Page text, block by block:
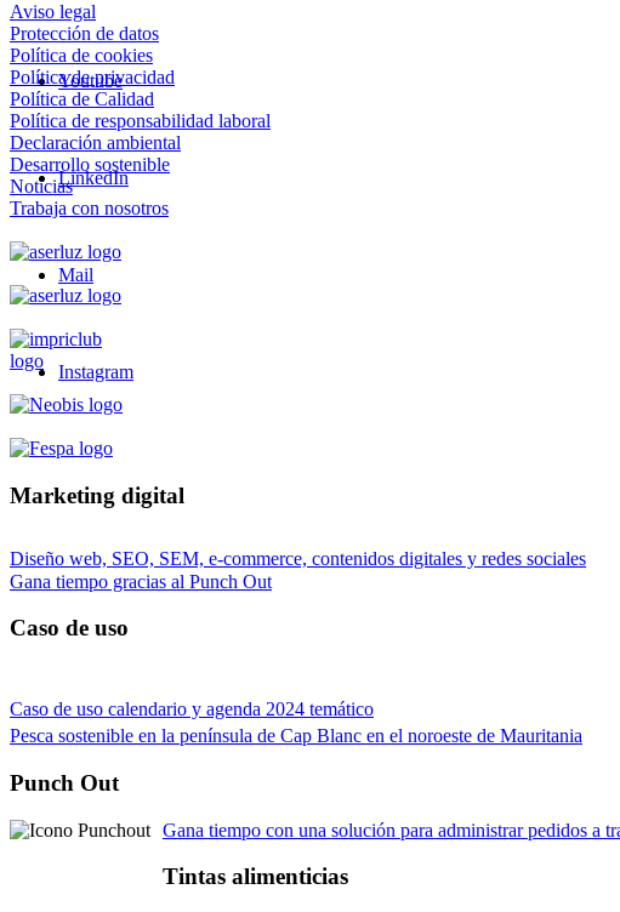
Youtube
LinkedIn
Mail
Instagram
Aviso legal
Protección de datos
Política de cookies
Política de privacidad
Política de Calidad
Política de responsabilidad laboral
Declaración ambiental
Desarrollo sostenible
Noticias
Trabaja con nosotros
Marketing digital
Diseño web, SEO, SEM, e-commerce, contenidos digitales y redes sociales
Gana tiempo gracias al Punch Out
Caso de uso
Caso de uso calendario y agenda 2024 temático
Pesca sostenible en la península de Cap Blanc en el noroeste de Mauritania
Punch Out
Gana tiempo con una solución para administrar pedidos a
Tintas alimenticias